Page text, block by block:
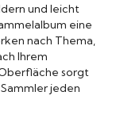
und leicht
eine
nach Thema,
Ihrem
sorgt
jeden